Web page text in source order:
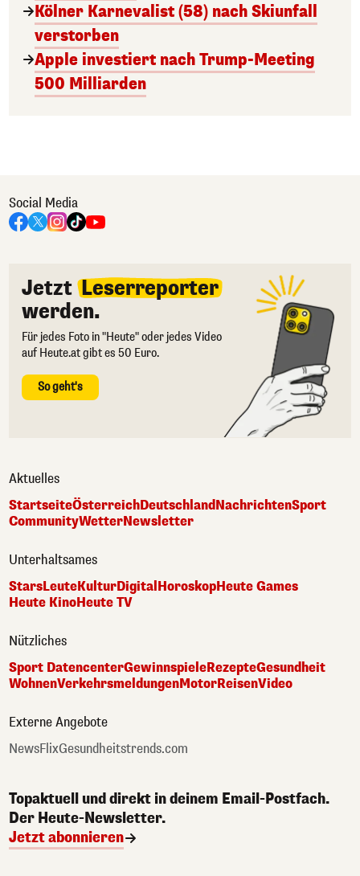
Kölner Karnevalist (58) nach Skiunfall
verstorben
Apple investiert nach Trump-Meeting
500 Milliarden
Social Media
Jetzt Leserreporter
werden.
Für jedes Foto in "Heute" oder jedes Video
auf Heute.at gibt es 50 Euro.
So geht's
Aktuelles
StartseiteÖsterreichDeutschlandNachrichtenSport
CommunityWetterNewsletter
Unterhaltsames
StarsLeuteKulturDigital HoroskopHeute Games
Heute KinoHeute TV
Nützliches
Sport DatencenterGewinnspieleRezepteGesundheit
WohnenVerkehrsmeldungenMotorReisenVideo
Externe Angebote
NewsFlixGesundheitstrends.com
Topaktuell und direkt in deinem Email-Postfach.
Der Heute-Newsletter.
Jetzt abonnieren